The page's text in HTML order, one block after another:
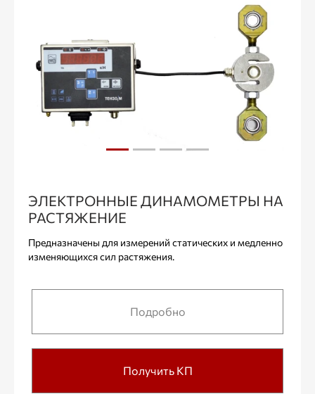
ЭЛЕКТРОННЫЕ ДИНАМОМЕТРЫ НА
РАСТЯЖЕНИЕ
Предназначены для измерений статических и медленно
изменяющихся сил растяжения.
Подробно
Получить КП